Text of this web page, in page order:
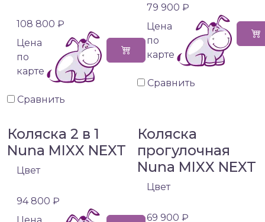
108 800 ₽
Цена
по
карте
Сравнить
79 900 ₽
Цена
по
карте
Сравнить
Коляска 2 в 1
Nuna MIXX NEXT
Цвет
94 800 ₽
Коляска
прогулочная
Nuna MIXX NEXT
Цвет
69 900 ₽